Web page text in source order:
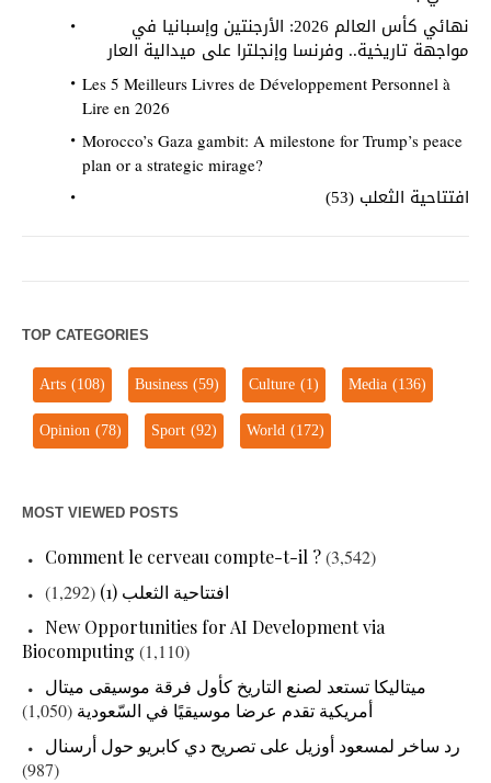
نهائي كأس العالم 2026: الأرجنتين وإسبانيا في
مواجهة تاريخية.. وفرنسا وإنجلترا على ميدالية العار
Les 5 Meilleurs Livres de Développement Personnel à
Lire en 2026
Morocco’s Gaza gambit: A milestone for Trump’s peace
plan or a strategic mirage?
افتتاحية الثعلب (53)
TOP CATEGORIES
Arts(108) Business(59) Culture(1) Media(136)
Opinion(78) Sport(92) World(172)
MOST VIEWED POSTS
Comment le cerveau compte-t-il ?(3,542)
افتتاحية الثعلب (1)
(1,292)
New Opportunities for AI Development via
Biocomputing (1,110)
ميتاليكا تستعد لصنع التاريخ كأول فرقة موسيقى ميتال
أمريكية تقدم عرضا موسيقيًا في السّعودية (1,050)
رد ساخر لمسعود أوزيل على تصريح دي كابريو حول أرسنال
(987)